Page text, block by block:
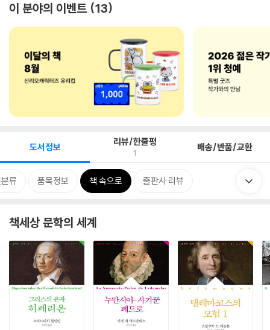
이 분야의 이벤트 13
도서정보 리뷰/한줄평
1 배송/반품/교환
류 품목정보 책 속으로 출판사 리뷰
책세상 문학의 세계